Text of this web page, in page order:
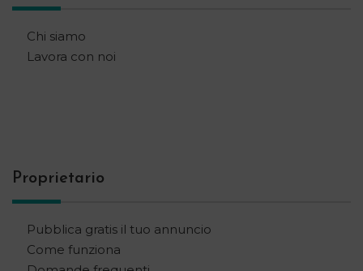
Chi siamo
Lavora con noi
Proprietario
Pubblica gratis il tuo annuncio
Come funziona